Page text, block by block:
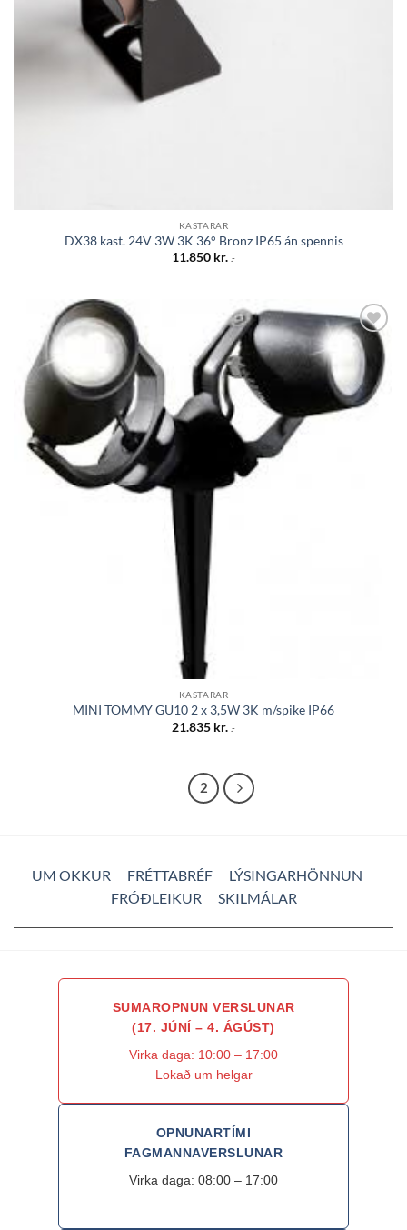
KASTARAR
DX38 kast. 24V 3W 3K 36° Bronz IP65 án spennis
11.850 kr. .-
Bæta á
óskalista
KASTARAR
MINI TOMMY GU10 2 x 3,5W 3K m/spike IP66
21.835 kr. .-
2
UM OKKUR FRÉTTABRÉF
LÝSINGARHÖNNUN
FRÓÐLEIKUR
SKILMÁLAR
SUMAROPNUN VERSLUNAR
(17. JÚNÍ – 4. ÁGÚST)
Virka daga: 10:00 – 17:00
Lokað um helgar
OPNUNARTÍMI
FAGMANNAVERSLUNAR
Virka daga: 08:00 – 17:00